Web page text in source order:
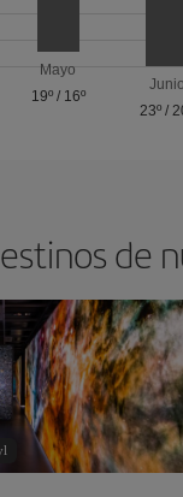
Mayo
19º/ 16º
Junio
23º /
de